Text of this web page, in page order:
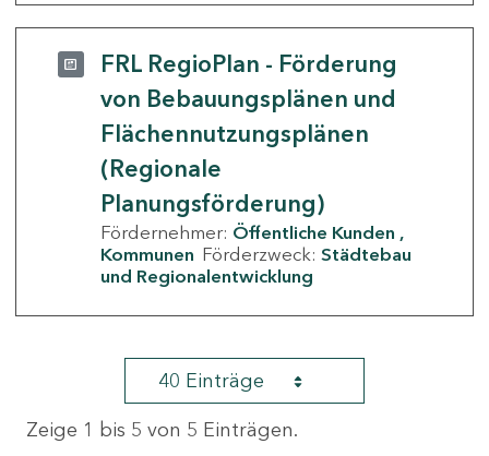
FRL RegioPlan - Förderung
von Bebauungsplänen und
Flächennutzungsplänen
(Regionale
Planungsförderung)
Fördernehmer: Öffentliche Kunden
Kommunen Förderzweck: Städtebau
und Regionalentwicklung
40 Einträge
Zeige 1 bis 5 von 5 Einträgen.